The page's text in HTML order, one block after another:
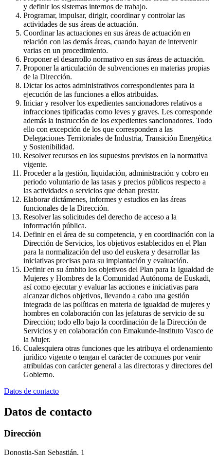
y definir los sistemas internos de trabajo.
Programar, impulsar, dirigir, coordinar y controlar las
actividades de sus áreas de actuación.
Coordinar las actuaciones en sus áreas de actuación en
relación con las demás áreas, cuando hayan de intervenir
varias en un procedimiento.
Proponer el desarrollo normativo en sus áreas de actuación.
Proponer la articulación de subvenciones en materias propias
de la Dirección.
Dictar los actos administrativos correspondientes para la
ejecución de las funciones a ellos atribuidas.
Iniciar y resolver los expedientes sancionadores relativos a
infracciones tipificadas como leves y graves. Les corresponde
además la instrucción de los expedientes sancionadores. Todo
ello con excepción de los que corresponden a las
Delegaciones Territoriales de Industria, Transición Energética
y Sostenibilidad.
Resolver recursos en los supuestos previstos en la normativa
vigente.
Proceder a la gestión, liquidación, administración y cobro en
periodo voluntario de las tasas y precios públicos respecto a
las actividades o servicios que deban prestar.
Elaborar dictámenes, informes y estudios en las áreas
funcionales de la Dirección.
Resolver las solicitudes del derecho de acceso a la
información pública.
Definir en el área de su competencia, y en coordinación con la
Dirección de Servicios, los objetivos establecidos en el Plan
para la normalización del uso del euskera y desarrollar las
iniciativas precisas para su implantación y evaluación.
Definir en su ámbito los objetivos del Plan para la Igualdad de
Mujeres y Hombres de la Comunidad Autónoma de Euskadi,
así como ejecutar y evaluar las acciones e iniciativas para
alcanzar dichos objetivos, llevando a cabo una gestión
integrada de las políticas en materia de igualdad de mujeres y
hombres en colaboración con las jefaturas de servicio de su
Dirección; todo ello bajo la coordinación de la Dirección de
Servicios y en colaboración con Emakunde-Instituto Vasco de
la Mujer.
Cualesquiera otras funciones que les atribuya el ordenamiento
jurídico vigente o tengan el carácter de comunes por venir
atribuidas con carácter general a las directoras y directores del
Gobierno.
Datos de contacto
Datos de contacto
Dirección
Donostia-San Sebastián, 1